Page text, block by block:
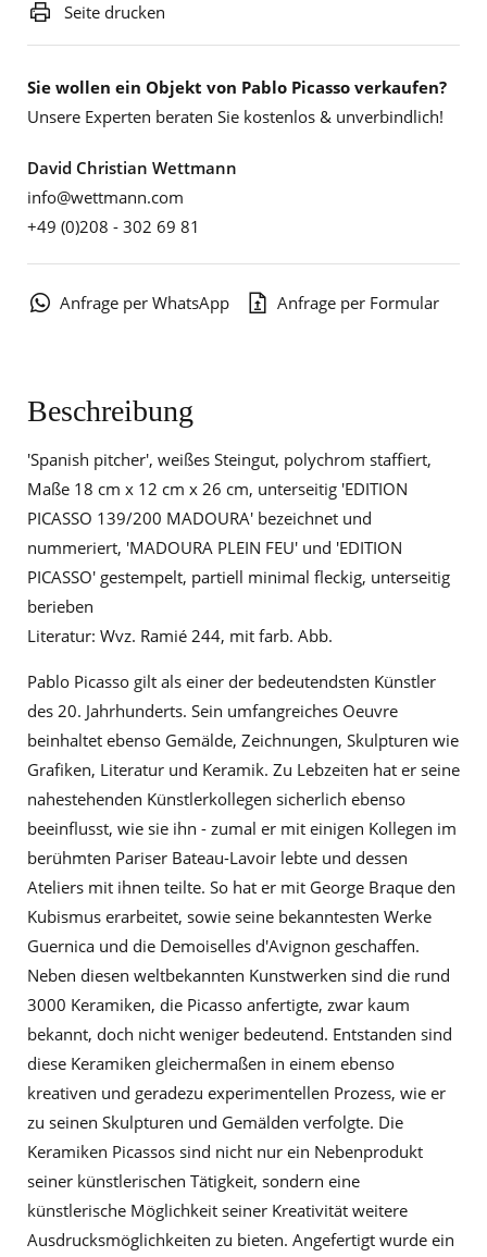
Seite drucken
Sie wollen ein Objekt von Pablo Picasso verkaufen?
Unsere Experten beraten Sie kostenlos & unverbindlich!
David Christian Wettmann
info@wettmann.com
+49 (0)208 - 302 69 81
Anfrage per WhatsApp Anfrage per Formular
Beschreibung
'Spanish pitcher', weißes Steingut, polychrom staffiert,
Maße 18 cm x 12 cm x 26 cm, unterseitig 'EDITION
PICASSO 139/200 MADOURA' bezeichnet und
nummeriert, 'MADOURA PLEIN FEU' und 'EDITION
PICASSO' gestempelt, partiell minimal fleckig, unterseitig
berieben
Literatur: Wvz. Ramié 244, mit farb. Abb.
Pablo Picasso gilt als einer der bedeutendsten Künstler
des 20. Jahrhunderts. Sein umfangreiches Oeuvre
beinhaltet ebenso Gemälde, Zeichnungen, Skulpturen wie
Grafiken, Literatur und Keramik. Zu Lebzeiten hat er seine
nahestehenden Künstlerkollegen sicherlich ebenso
beeinflusst, wie sie ihn - zumal er mit einigen Kollegen im
berühmten Pariser Bateau-Lavoir lebte und dessen
Ateliers mit ihnen teilte. So hat er mit George Braque den
Kubismus erarbeitet, sowie seine bekanntesten Werke
Guernica und die Demoiselles d'Avignon geschaffen.
Neben diesen weltbekannten Kunstwerken sind die rund
3000 Keramiken, die Picasso anfertigte, zwar kaum
bekannt, doch nicht weniger bedeutend. Entstanden sind
diese Keramiken gleichermaßen in einem ebenso
kreativen und geradezu experimentellen Prozess, wie er
zu seinen Skulpturen und Gemälden verfolgte. Die
Keramiken Picassos sind nicht nur ein Nebenprodukt
seiner künstlerischen Tätigkeit, sondern eine
künstlerische Möglichkeit seiner Kreativität weitere
Ausdrucksmöglichkeiten zu bieten. Angefertigt wurde ein